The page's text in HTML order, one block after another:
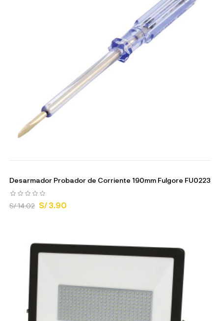
Desarmador Probador de Corriente 190mm Fulgore FU0223
S/ 14.02 S/ 3.90